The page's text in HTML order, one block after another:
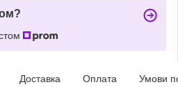
Доставка Оплата Умови